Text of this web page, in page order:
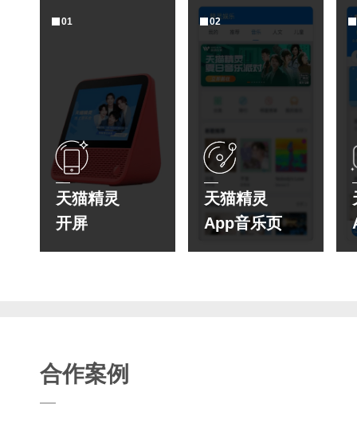
01
天猫精灵
开屏
02
天猫精灵
App音乐页
合作案例